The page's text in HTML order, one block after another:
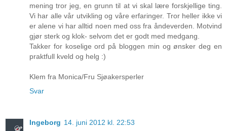
mening tror jeg, en grunn til at vi skal lære forskjellige ting.
Vi har alle vår utvikling og våre erfaringer. Tror heller ikke vi
er alene vi har alltid noen med oss fra åndeverden. Motvind
gjør sterk og klok- selvom det er godt med medgang.
Takker for koselige ord på bloggen min og ønsker deg en
praktfull kveld og helg :)
Klem fra Monica/Fru Sjøakersperler
Svar
Ingeborg 14. juni 2012 kl. 22:53